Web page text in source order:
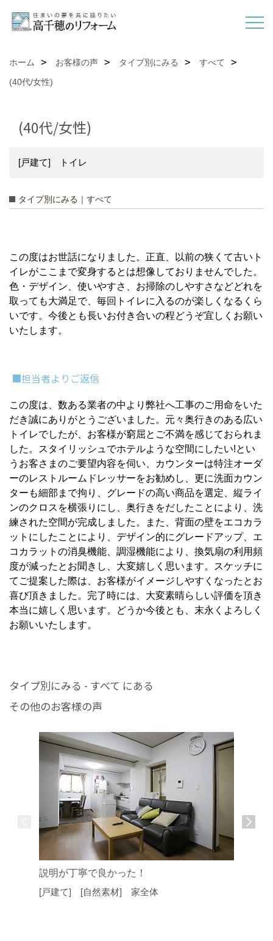
ホーム お客様の声 タイプ別にみる
すべて
(40代/女性)
(40代/女性)
[戸建て] トイレ
タイプ別にみる｜すべて
この度はお世話になりました。正直、以前の狭くて古いト
イレがここまで変身するとは想像しておりませんでした。
色・デザイン、使いやすさ、お掃除のしやすさなどどれを
取っても大満足で、毎回トイレに入るのが楽しくなるくら
いです。今後とも長いお付き合いの程どうぞ宜しくお願い
いたします。
■担当者よりご返信
この度は、数ある業者の中より弊社へ工事のご用命をいた
だき誠にありがとうございました。元々奥行きのある広い
トイレでしたが、お客様が窮屈とご不満を感じておられま
した。スタイリッシュでホテルような空間にしたい!とい
うお客さまのご要望内容を伺い、カウンターは特注オーダ
ーのレストルームドレッサーをお勧めし、更に洗面カウン
ターも細部まで拘り、グレードの高い商品を選定、縦ライ
ンのクロスを横張りにし、奥行きをだしたことにより、洗
練された空間が完成しました。また、背面の壁をエコカラ
ットにしたことにより、デザイン的にグレードアップ、エ
コカラットの消臭機能、調湿機能により、換気扇の利用頻
度が減ったとお聞きし、大変嬉しく思います。スケッチに
てご提案した際は、お客様がイメージしやすくなったとお
喜び頂きました。完了時には、大変素晴らしい評価を頂き
本当に嬉しく思います。どうか今後とも、末永くよろしく
お願いいたします。
タイプ別にみる - すべて にある
その他のお客様の声
説明が丁寧で良かった！
[戸建て] [自然素材] 家全体